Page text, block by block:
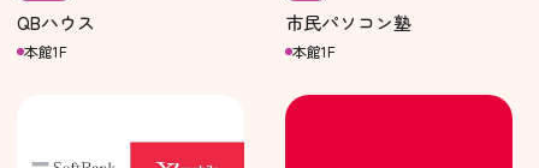
QBハウス
本館1F
市民パソコン塾
本館1F